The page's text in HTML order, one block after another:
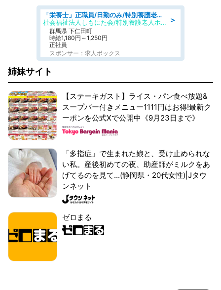
＞
「栄養士」正職員/日勤のみ/特別養護老人ホーム
社会福祉法人しもにた会/特別養護老人ホーム かぶらの里
群馬県 下仁田町
時給1,180円～1,250円
正社員
スポンサー：求人ボックス
姉妹サイト
【ステーキガスト】ライス・パン食べ放題&
スープバー付きメニュー1111円はお得!最新ク
ーポンを公式Xで公開中《9月23日まで》
「多指症」で生まれた娘と、受け止められな
い私。産後初めての夜、助産師がミルクをあ
げてるのを見て...(静岡県・20代女性)|Jタウ
ンネット
ゼロまる